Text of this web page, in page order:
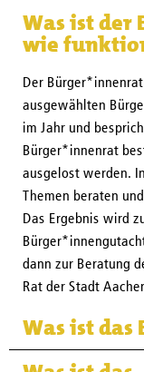
Was ist
wie
Der
ausgewählten
im Jahr und
Bürger*innenrat
ausgelost werden.
Themen beraten
Das Ergebnis wird
dann zur Beratung
Rat der Stadt
Was ist